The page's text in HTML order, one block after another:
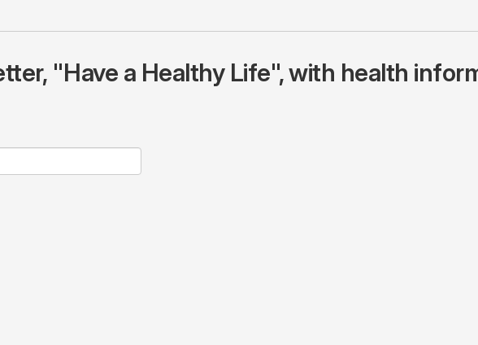
"Have a Healthy Life", with health